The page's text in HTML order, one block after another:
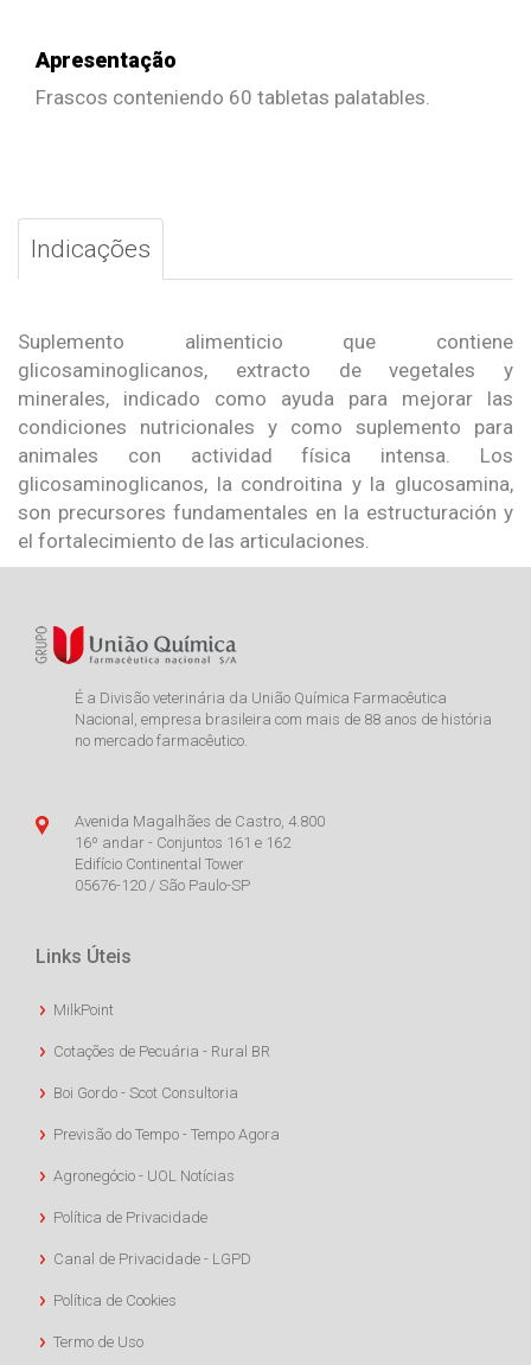
Apresentação
Frascos conteniendo 60 tabletas palatables.
Indicações
Suplemento alimenticio que contiene
glicosaminoglicanos, extracto de vegetales y
minerales, indicado como ayuda para mejorar las
condiciones nutricionales y como suplemento para
animales con actividad física intensa. Los
glicosaminoglicanos, la condroitina y la glucosamina,
son precursores fundamentales en la estructuración y
el fortalecimiento de las articulaciones.
É a Divisão veterinária da União Química Farmacêutica
Nacional, empresa brasileira com mais de 88 anos de história
no mercado farmacêutico.
Avenida Magalhães de Castro, 4.800
16º andar - Conjuntos 161 e 162
Edifício Continental Tower
05676-120 / São Paulo-SP
Links Úteis
MilkPoint
Cotações de Pecuária - Rural BR
Boi Gordo - Scot Consultoria
Previsão do Tempo - Tempo Agora
Agronegócio - UOL Notícias
Política de Privacidade
Canal de Privacidade - LGPD
Política de Cookies
Termo de Uso